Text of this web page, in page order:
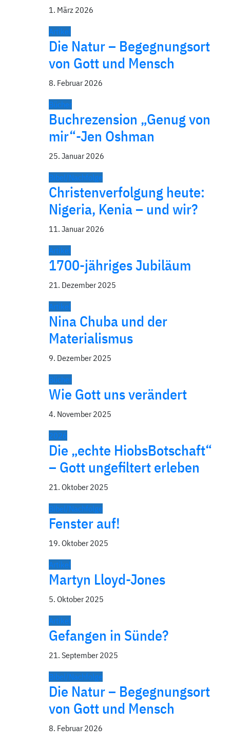
1. März 2026
Artikel
Die Natur – Begegnungsort
von Gott und Mensch
8. Februar 2026
Bücher
Buchrezension „Genug von
mir“-Jen Oshman
25. Januar 2026
Bibel/Nachfolge
Christenverfolgung heute:
Nigeria, Kenia – und wir?
11. Januar 2026
Artikel
1700-jähriges Jubiläum
21. Dezember 2025
Artikel
Nina Chuba und der
Materialismus
9. Dezember 2025
Bücher
Wie Gott uns verändert
4. November 2025
2026
Die „echte HiobsBotschaft“
– Gott ungefiltert erleben
21. Oktober 2025
Bibel/Nachfolge
Fenster auf!
19. Oktober 2025
Artikel
Martyn Lloyd-Jones
5. Oktober 2025
Artikel
Gefangen in Sünde?
21. September 2025
Bibel/Nachfolge
Die Natur – Begegnungsort
von Gott und Mensch
8. Februar 2026